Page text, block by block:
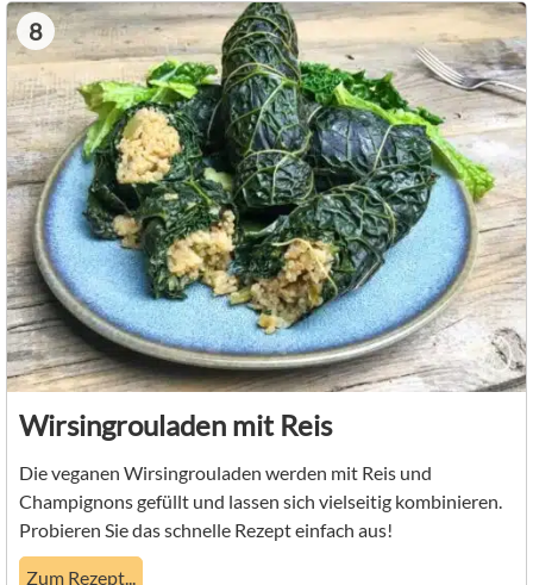
8
Wirsingrouladen mit Reis
Die veganen Wirsingrouladen werden mit Reis und
Champignons gefüllt und lassen sich vielseitig kombinieren.
Probieren Sie das schnelle Rezept einfach aus!
Zum Rezept...